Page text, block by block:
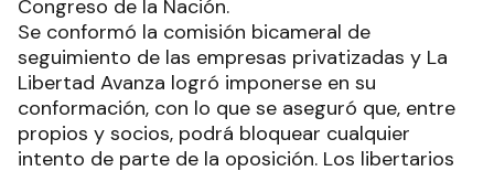
Congreso de la Nación.
Se conformó la comisión bicameral de
seguimiento de las empresas privatizadas y La
Libertad Avanza logró imponerse en su
conformación, con lo que se aseguró que, entre
propios y socios, podrá bloquear cualquier
intento de parte de la oposición. Los libertarios